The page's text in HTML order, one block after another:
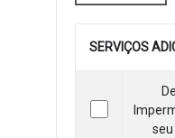
SERVIÇOS